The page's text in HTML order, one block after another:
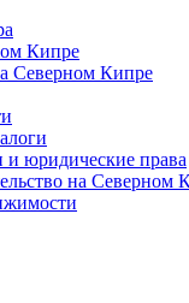
Кипре
Северном Кипре
юридические права
на Северном